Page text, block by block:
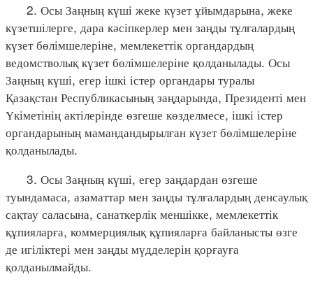
2. Осы Заңның күші жеке күзет ұйымдарына, жеке
күзетшілерге, дара кәсіпкерлер мен заңды тұлғалардың
күзет бөлімшелеріне, мемлекеттік органдардың
ведомстволық күзет бөлімшелеріне қолданылады. Осы
Заңның күші, егер ішкі істер органдары туралы
Қазақстан Республикасының заңдарында, Президенті мен
Үкіметінің актілерінде өзгеше көзделмесе, ішкі істер
органдарының мамандандырылған күзет бөлімшелеріне
қолданылады.
3. Осы Заңның күші, егер заңдардан өзгеше
туындамаса, азаматтар мен заңды тұлғалардың денсаулық
сақтау саласына, санаткерлік меншікке, мемлекеттік
құпияларға, коммерциялық құпияларға байланысты өзге
де игіліктері мен заңды мүдделерін қорғауға
қолданылмайды.